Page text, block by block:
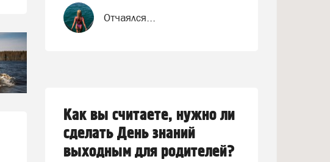
Отчаялся...
Как вы считаете, нужно ли
сделать День знаний
выходным для родителей?